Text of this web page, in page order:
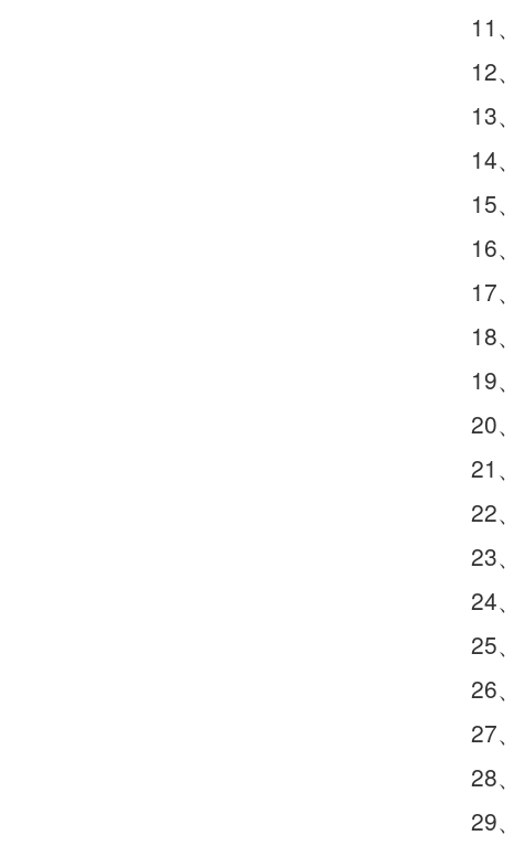
11
12
13
14
15
16
17
18
19
20
21
22
23
24
25
26
27
28
29